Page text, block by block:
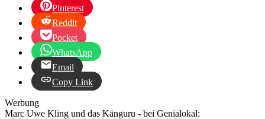
Pinterest
Reddit
Pocket
WhatsApp
Email
Copy Link
Werbung
Marc Uwe Kling und das Känguru - bei Genialokal: